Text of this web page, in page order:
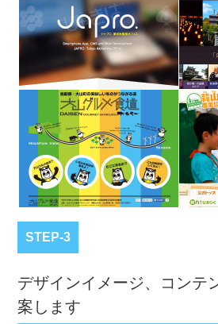
STEP-3
デザインイメージ、コンテ
案します